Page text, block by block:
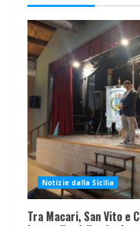
Notizie dalla Sicilia
Tra Macari, San Vito e